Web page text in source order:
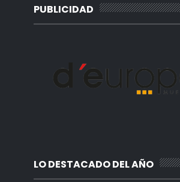
PUBLICIDAD
LO DESTACADO DEL AÑO